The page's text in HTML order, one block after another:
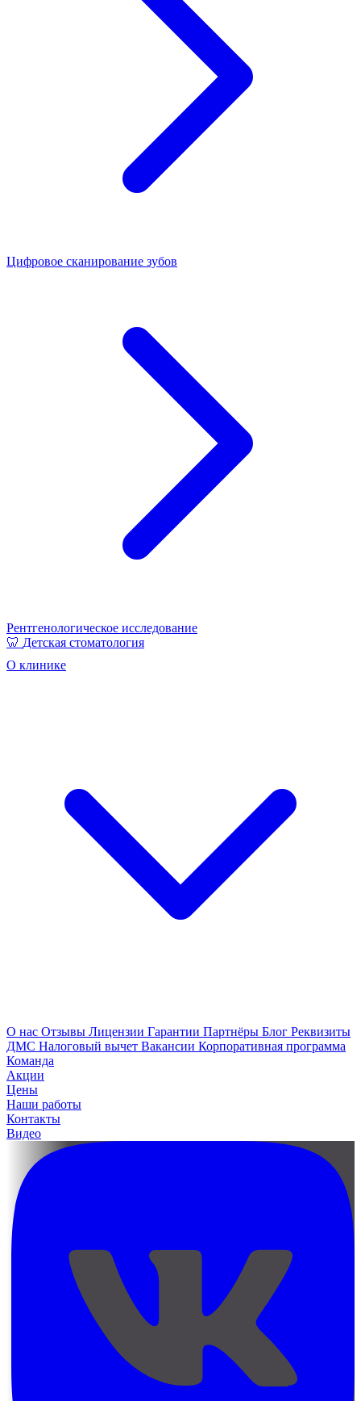
Цифровое сканирование зубов
Рентгенологическое исследование
🦷 Детская стоматология
О клинике
О нас Отзывы Лицензии Гарантии Партнёры Блог Реквизиты
ДМС Налоговый вычет Вакансии Корпоративная программа
Команда
Акции
Цены
Наши работы
Контакты
Видео